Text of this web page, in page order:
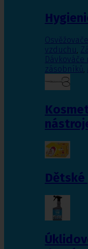
vzduchu,
Dávkováče
zásobníků,